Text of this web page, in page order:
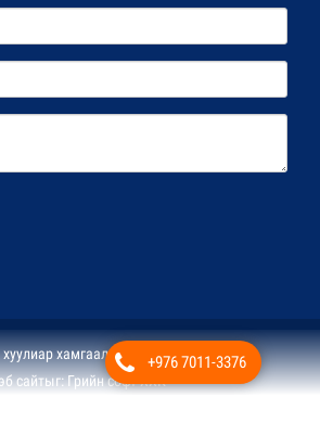
хамгаалагдсан. Жи Эф Ай ХХК
сайтыг:Грийн софт ХХК
+976 7011-3376